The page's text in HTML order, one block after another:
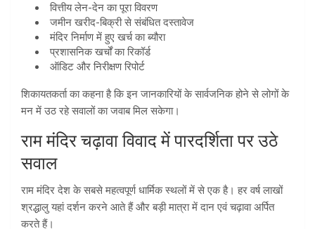
वित्तीय लेन-देन का पूरा विवरण
जमीन खरीद-बिक्री से संबंधित दस्तावेज
मंदिर निर्माण में हुए खर्च का ब्यौरा
प्रशासनिक खर्चों का रिकॉर्ड
ऑडिट और निरीक्षण रिपोर्ट
शिकायतकर्ता का कहना है कि इन जानकारियों के सार्वजनिक होने से लोगों के
मन में उठ रहे सवालों का जवाब मिल सकेगा।
राम मंदिर चढ़ावा विवाद में पारदर्शिता पर उठे
सवाल
राम मंदिर देश के सबसे महत्वपूर्ण धार्मिक स्थलों में से एक है। हर वर्ष लाखों
श्रद्धालु यहां दर्शन करने आते हैं और बड़ी मात्रा में दान एवं चढ़ावा अर्पित
करते हैं।